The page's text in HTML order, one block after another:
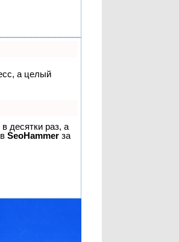
а целый
десятки раз, а
SeoHammer за